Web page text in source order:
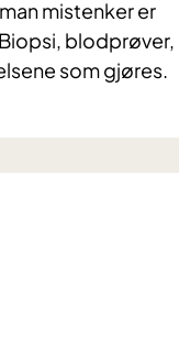
mistenker er
blodprøver,
som gjøres.